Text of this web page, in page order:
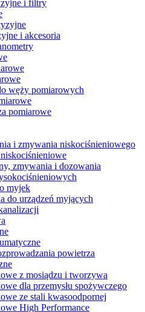
i filtry
i akcesoria
węży pomiarowych
pomiarowe
i zmywania niskociśnieniowego
zmywania i dozowania
myjek
do urządzeń myjących
powietrza
z mosiądzu i tworzywa
dla przemysłu spożywczego
ze stali kwasoodpornej
High Performance